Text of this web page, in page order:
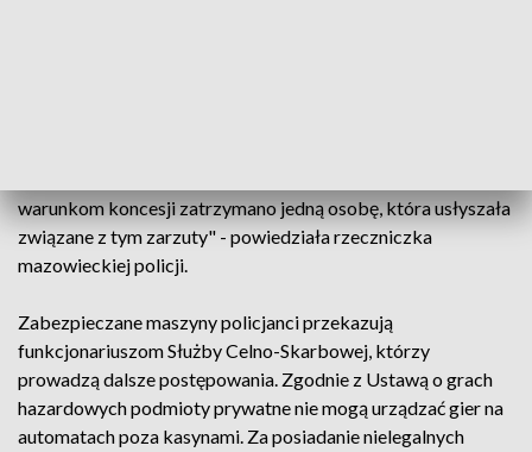
warunkom koncesji zatrzymano jedną osobę, która usłyszała
związane z tym zarzuty" - powiedziała rzeczniczka
mazowieckiej policji.
Zabezpieczane maszyny policjanci przekazują
funkcjonariuszom Służby Celno-Skarbowej, którzy
prowadzą dalsze postępowania. Zgodnie z Ustawą o grach
hazardowych podmioty prywatne nie mogą urządzać gier na
automatach poza kasynami. Za posiadanie nielegalnych